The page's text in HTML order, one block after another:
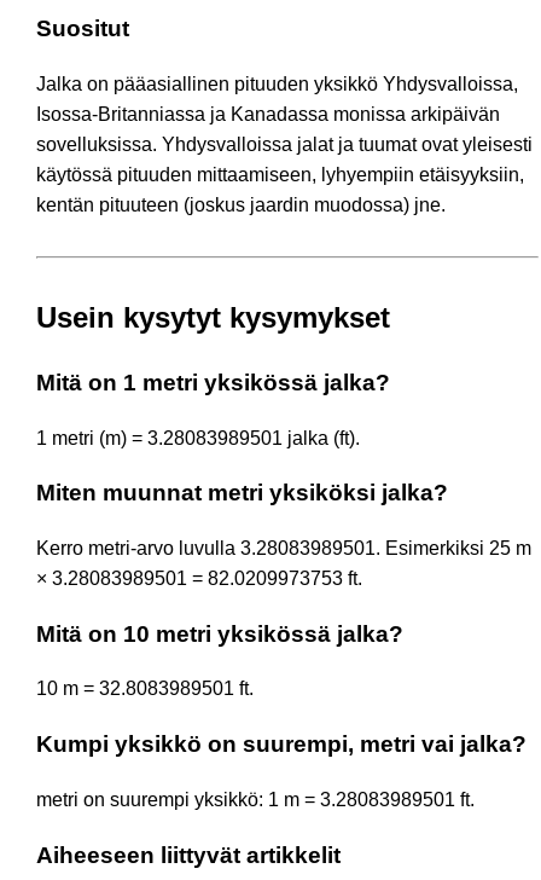
Suositut
Jalka on pääasiallinen pituuden yksikkö Yhdysvalloissa,
Isossa-Britanniassa ja Kanadassa monissa arkipäivän
sovelluksissa. Yhdysvalloissa jalat ja tuumat ovat yleisesti
käytössä pituuden mittaamiseen, lyhyempiin etäisyyksiin,
kentän pituuteen (joskus jaardin muodossa) jne.
Usein kysytyt kysymykset
Mitä on 1 metri yksikössä jalka?
1 metri (m) = 3.28083989501 jalka (ft).
Miten muunnat metri yksiköksi jalka?
Kerro metri-arvo luvulla 3.28083989501. Esimerkiksi 25 m
× 3.28083989501 = 82.0209973753 ft.
Mitä on 10 metri yksikössä jalka?
10 m = 32.8083989501 ft.
Kumpi yksikkö on suurempi, metri vai jalka?
metri on suurempi yksikkö: 1 m = 3.28083989501 ft.
Aiheeseen liittyvät artikkelit